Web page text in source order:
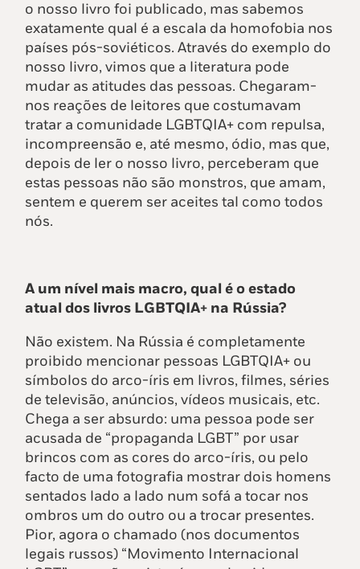
o nosso livro foi publicado, mas sabemos
exatamente qual é a escala da homofobia nos
países pós-soviéticos. Através do exemplo do
nosso livro, vimos que a literatura pode
mudar as atitudes das pessoas. Chegaram-
nos reações de leitores que costumavam
tratar a comunidade LGBTQIA+ com repulsa,
incompreensão e, até mesmo, ódio, mas que,
depois de ler o nosso livro, perceberam que
estas pessoas não são monstros, que amam,
sentem e querem ser aceites tal como todos
nós.
A um nível mais macro, qual é o estado
atual dos livros LGBTQIA+ na Rússia?
Não existem. Na Rússia é completamente
proibido mencionar pessoas LGBTQIA+ ou
símbolos do arco-íris em livros, filmes, séries
de televisão, anúncios, vídeos musicais, etc.
Chega a ser absurdo: uma pessoa pode ser
acusada de “propaganda LGBT” por usar
brincos com as cores do arco-íris, ou pelo
facto de uma fotografia mostrar dois homens
sentados lado a lado num sofá a tocar nos
ombros um do outro ou a trocar presentes.
Pior, agora o chamado (nos documentos
legais russos) “Movimento Internacional